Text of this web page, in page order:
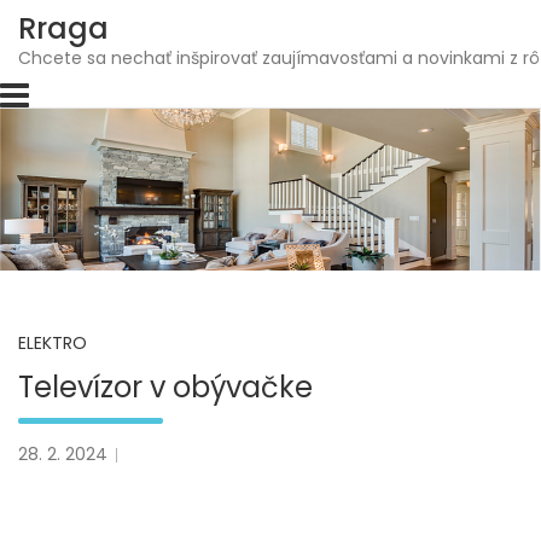
content
Rraga
Chcete sa nechať inšpirovať zaujímavosťami a novinkami z
ELEKTRO
Televízor v obývačke
28. 2. 2024